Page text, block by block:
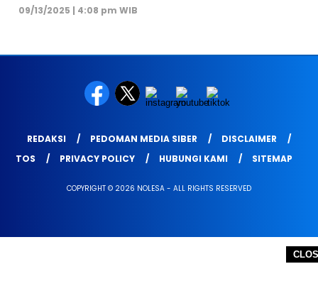
09/13/2025 | 4:08 pm WIB
REDAKSI PEDOMAN MEDIA SIBER
DISCLAIMER
TOS
PRIVACY POLICY HUBUNGI KAMI SITEMAP
COPYRIGHT © 2026 NOLESA - ALL RIGHTS RESERVED